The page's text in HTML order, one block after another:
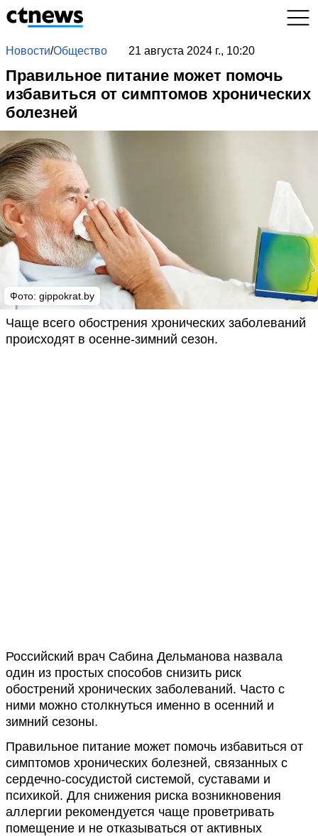
Новости/Общество 21 августа 2024 г., 10:20
Правильное питание может помочь
избавиться от симптомов хронических
болезней
Фото: gippokrat.by
Чаще всего обострения хронических заболеваний
происходят в осенне-зимний сезон.
Российский врач Сабина Дельманова назвала
один из простых способов снизить риск
обострений хронических заболеваний. Часто с
ними можно столкнуться именно в осенний и
зимний сезоны.
Правильное питание может помочь избавиться от
симптомов хронических болезней, связанных с
сердечно-сосудистой системой, суставами и
психикой. Для снижения риска возникновения
аллергии рекомендуется чаще проветривать
помещение и не отказываться от активных